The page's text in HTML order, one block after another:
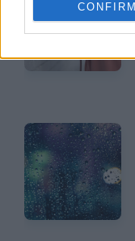
CONFIRM